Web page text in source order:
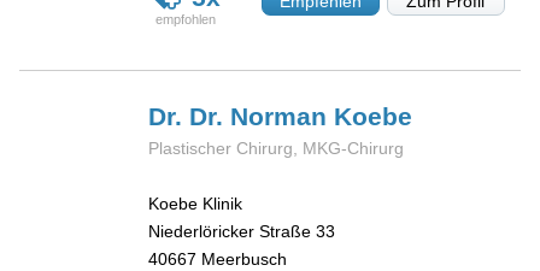
Dr. Dr. Norman Koebe
Plastischer Chirurg, MKG-Chirurg
Koebe Klinik
Niederlöricker Straße 33
40667 Meerbusch